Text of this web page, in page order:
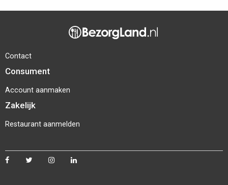
Contact
Consument
Account aanmaken
Zakelijk
Restaurant aanmelden